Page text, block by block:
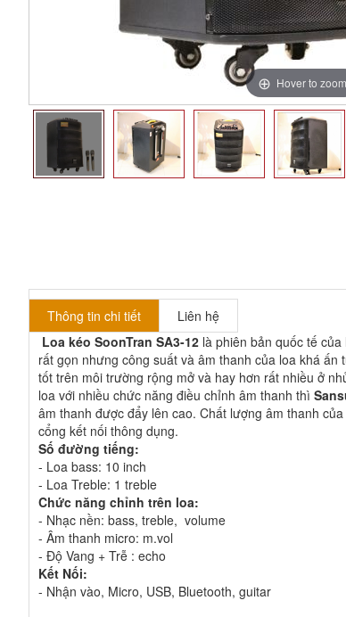
Hover to zoom
Thông tin chi tiết
Liên hệ
Loa kéo SoonTran SA3-12 là phiên bản quốc tế của
rất gọn nhưng công suất và âm thanh của loa khá
tốt trên môi trường rộng mở và hay hơn rất nhiều ở
loa với nhiều chức năng điều chỉnh âm thanh thì
âm thanh được đẩy lên cao. Chất lượng âm thanh
cổng kết nối thông dụng.
Số đường tiếng:
- Loa bass: 10 inch
- Loa Treble: 1 treble
Chức năng chỉnh trên loa:
- Nhạc nền: bass, treble, volume
- Âm thanh micro: m.vol
- Độ Vang + Trễ : echo
Kết Nối:
- Nhận vào, Micro, USB, Bluetooth, guitar